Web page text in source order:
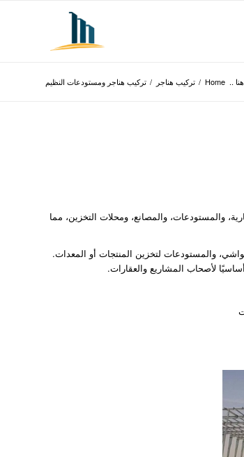
..
Home
/ تركيب هناجر / تركيب هناجر ومستودعات النظيم
والمستودعات، والمصانع، ومحلات التخزين، مما
والمستودعات لتخزين المنتجات أو المعدات.
لأصحاب المشاريع والعقارات.